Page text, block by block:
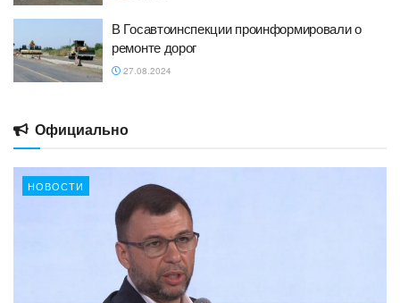
В Госавтоинспекции проинформировали о
ремонте дорог
27.08.2024
Официально
НОВОСТИ